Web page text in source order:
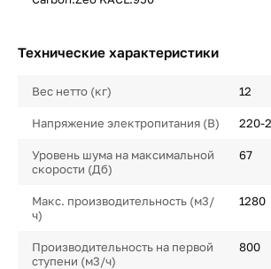
Технические характеристики
Вес нетто (кг) 12
Напряжение электропитания (В) 220-
Уровень шума на максимальной
скорости (Дб)
67
Макс. производительность (м3/
ч)
1280
Производительность на первой
ступени (м3/ч)
800